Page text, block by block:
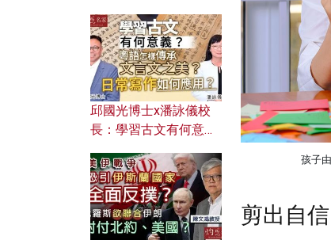
孩子
剪出自信
風險攻擊美軍，背後有
何盤算？
邱國光博士x潘詠儀校
長：學習古文有何意
文之美？ 日常寫作如何
應用？